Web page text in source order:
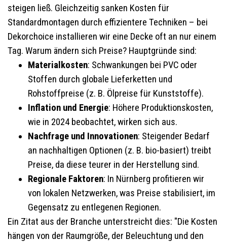
steigen ließ. Gleichzeitig sanken Kosten für
Standardmontagen durch effizientere Techniken – bei
Dekorchoice installieren wir eine Decke oft an nur einem
Tag. Warum ändern sich Preise? Hauptgründe sind:
Materialkosten: Schwankungen bei PVC oder
Stoffen durch globale Lieferketten und
Rohstoffpreise (z. B. Ölpreise für Kunststoffe).
Inflation und Energie: Höhere Produktionskosten,
wie in 2024 beobachtet, wirken sich aus.
Nachfrage und Innovationen: Steigender Bedarf
an nachhaltigen Optionen (z. B. bio-basiert) treibt
Preise, da diese teurer in der Herstellung sind.
Regionale Faktoren: In Nürnberg profitieren wir
von lokalen Netzwerken, was Preise stabilisiert, im
Gegensatz zu entlegenen Regionen.
Ein Zitat aus der Branche unterstreicht dies: "Die Kosten
hängen von der Raumgröße, der Beleuchtung und den